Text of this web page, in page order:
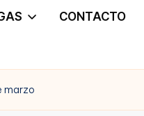
CONTACTO
marzo